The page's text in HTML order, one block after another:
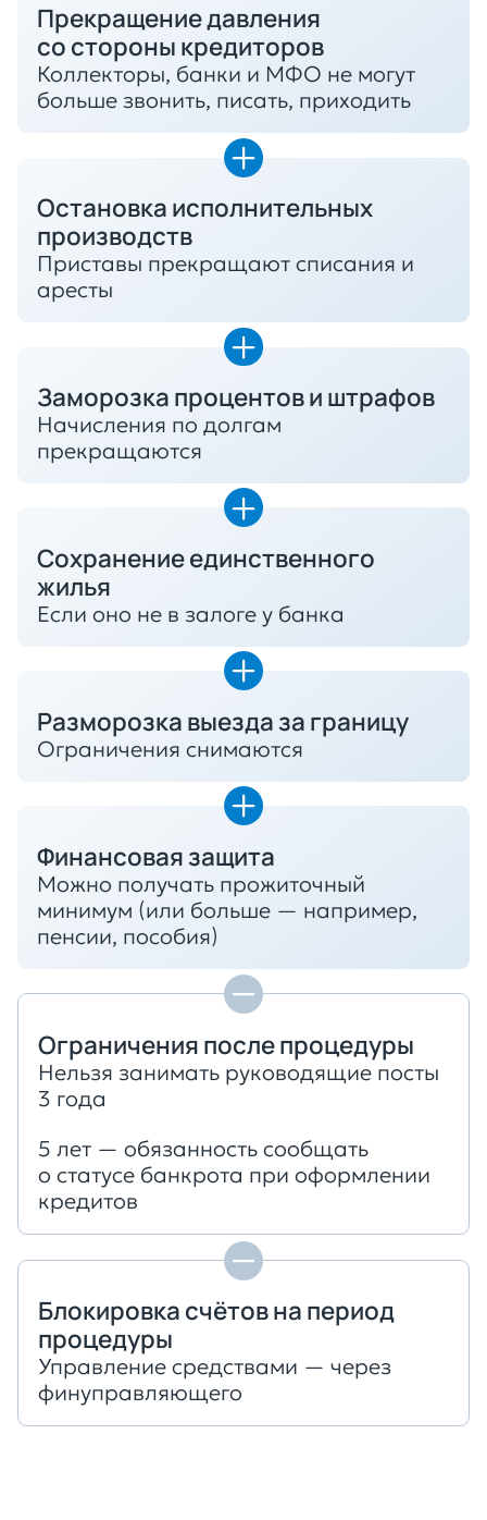
Прекращение давления
со стороны кредиторов
Коллекторы, банки и МФО не могут
больше звонить, писать, приходить
Остановка исполнительных
производств
Приставы прекращают списания и
аресты
Заморозка процентов и штрафов
Начисления по долгам
прекращаются
Сохранение единственного
жилья
Если оно не в залоге у банка
Разморозка выезда за границу
Ограничения снимаются
Финансовая защита
Можно получать прожиточный
минимум (или больше — например,
пенсии, пособия)
Ограничения после процедуры
Нельзя занимать руководящие посты
3 года
5 лет — обязанность сообщать
о статусе банкрота при оформлении
кредитов
Блокировка счётов на период
процедуры
Управление средствами — через
финуправляющего